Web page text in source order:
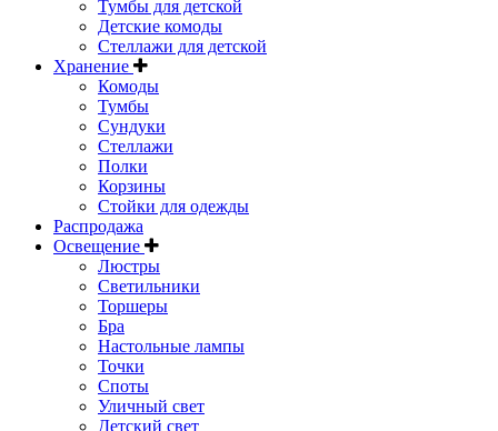
Тумбы для детской
Детские комоды
Стеллажи для детской
Хранение
Комоды
Тумбы
Сундуки
Стеллажи
Полки
Корзины
Стойки для одежды
Распродажа
Освещение
Люстры
Светильники
Торшеры
Бра
Настольные лампы
Точки
Споты
Уличный свет
Детский свет